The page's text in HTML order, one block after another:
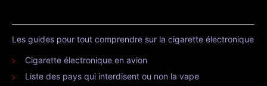
Les guides pour tout comprendre sur la cigarette électronique
Cigarette électronique en avion
Liste des pays qui interdisent ou non la vape